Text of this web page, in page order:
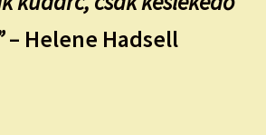
– Helene Hadsell